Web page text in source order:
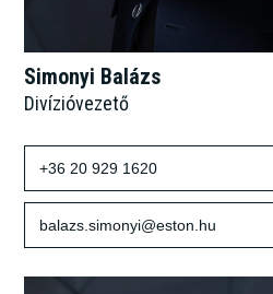
Simonyi Balázs
Divízióvezető
+36 20 929 1620
balazs.simonyi@eston.hu